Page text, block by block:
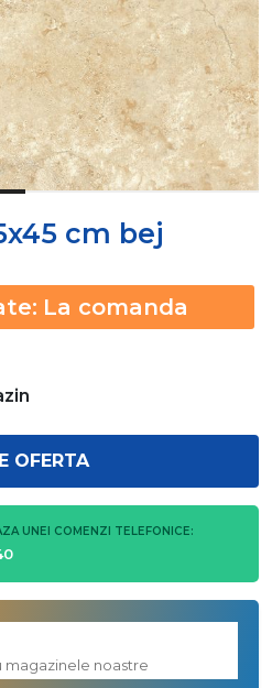
cm bej
La comanda
OFERTA
UNEI COMENZI TELEFONICE:
magazinele noastre